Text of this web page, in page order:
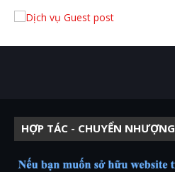
HỢP TÁC - CHUYỂN NHƯỢNG